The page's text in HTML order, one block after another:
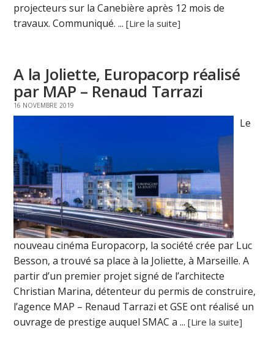
projecteurs sur la Canebière après 12 mois de
travaux. Communiqué. ...[Lire la suite]
A la Joliette, Europacorp réalisé
par MAP – Renaud Tarrazi
16 NOVEMBRE 2019
Le
nouveau cinéma Europacorp, la société crée par Luc
Besson, a trouvé sa place à la Joliette, à Marseille. A
partir d’un premier projet signé de l’architecte
Christian Marina, détenteur du permis de construire,
l’agence MAP – Renaud Tarrazi et GSE ont réalisé un
ouvrage de prestige auquel SMAC a ...[Lire la suite]